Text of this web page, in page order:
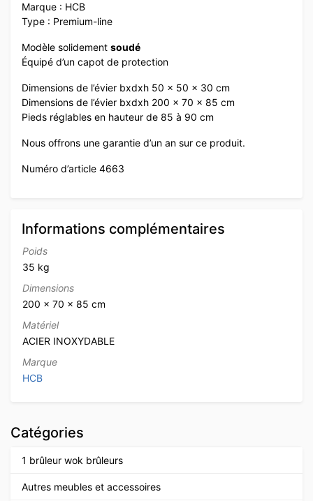
Marque : HCB
Type : Premium-line
Modèle solidement soudé
Équipé d’un capot de protection
Dimensions de l’évier bxdxh 50 x 50 x 30 cm
Dimensions de l’évier bxdxh 200 x 70 x 85 cm
Pieds réglables en hauteur de 85 à 90 cm
Nous offrons une garantie d’un an sur ce produit.
Numéro d’article 4663
Informations complémentaires
Poids
35 kg
Dimensions
200 × 70 × 85 cm
Matériel
ACIER INOXYDABLE
Marque
HCB
Catégories
1 brûleur wok brûleurs
Autres meubles et accessoires